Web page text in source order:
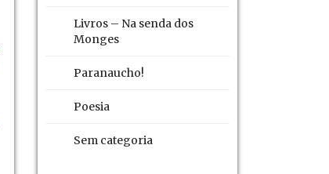
Livros – Na senda dos
Monges
Paranaucho!
Poesia
Sem categoria